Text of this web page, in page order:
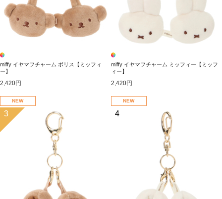
miffy イヤマフチャーム ボリス【ミッフィ
ー】
2,420円
miffy イヤマフチャーム ミッフィー【ミッフ
ィー】
2,420円
NEW
3
NEW
4